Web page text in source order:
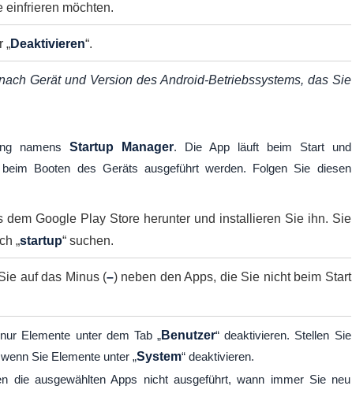
einfrieren möchten.
„Deaktivieren“.
Gerät und Version des Android-Betriebssystems, das Sie
namensStartup Manager. Die App läuft beim Start und
Booten des Geräts ausgeführt werden. Folgen Sie diesen
dem Google Play Store herunter und installieren Sie ihn. Sie
„startup“ suchen.
auf das Minus (–) neben den Apps, die Sie nicht beim Start
Elemente unter dem Tab „Benutzer“ deaktivieren. Stellen Sie
Sie Elemente unter „System“ deaktivieren.
die ausgewählten Apps nicht ausgeführt, wann immer Sie neu